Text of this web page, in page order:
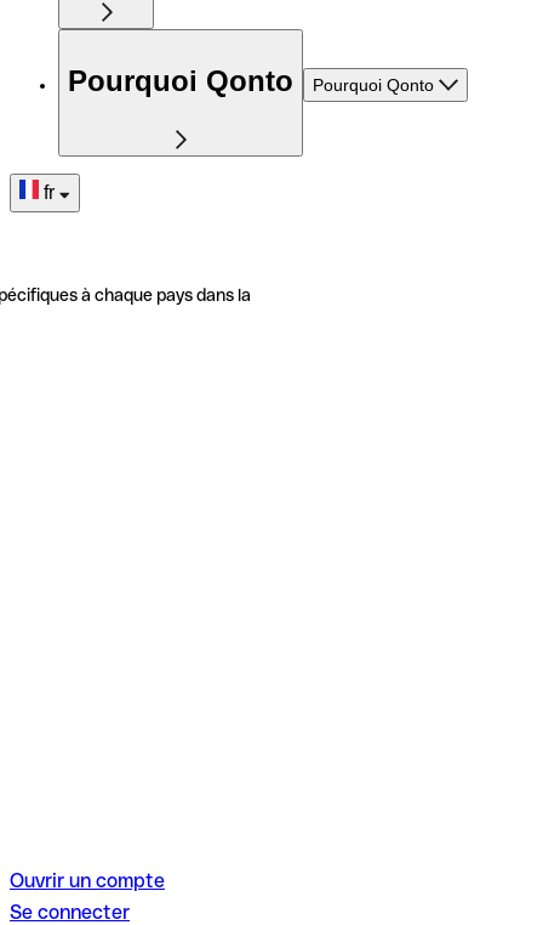
Pourquoi Qonto Pourquoi Qonto
fr
à chaque pays dans la
Ouvrir un compte
Se connecter